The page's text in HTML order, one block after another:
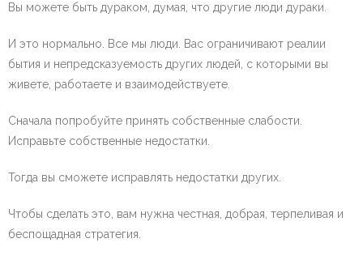
Вы можете быть дураком, думая, что другие люди дураки.
И это нормально. Все мы люди. Вас ограничивают реалии
бытия и непредсказуемость других людей, с которыми вы
живете, работаете и взаимодействуете.
Сначала попробуйте принять собственные слабости.
Исправьте собственные недостатки.
Тогда вы сможете исправлять недостатки других.
Чтобы сделать это, вам нужна честная, добрая, терпеливая и
беспощадная стратегия.